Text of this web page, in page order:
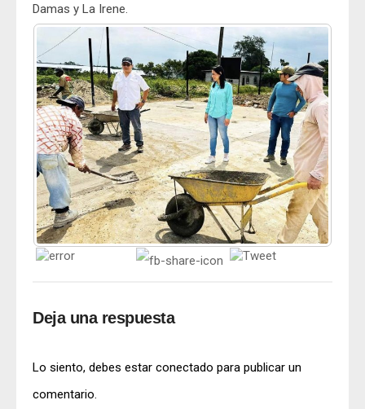
Damas y La Irene.
Deja una respuesta
Lo siento, debes estar conectado para publicar un
comentario.